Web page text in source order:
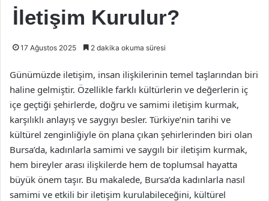
İletişim Kurulur?
17 Ağustos 2025 2 dakika okuma süresi
Günümüzde iletişim, insan ilişkilerinin temel taşlarından biri
haline gelmiştir. Özellikle farklı kültürlerin ve değerlerin iç
içe geçtiği şehirlerde, doğru ve samimi iletişim kurmak,
karşılıklı anlayış ve saygıyı besler. Türkiye’nin tarihi ve
kültürel zenginliğiyle ön plana çıkan şehirlerinden biri olan
Bursa’da, kadınlarla samimi ve saygılı bir iletişim kurmak,
hem bireyler arası ilişkilerde hem de toplumsal hayatta
büyük önem taşır. Bu makalede, Bursa’da kadınlarla nasıl
samimi ve etkili bir iletişim kurulabileceğini, kültürel